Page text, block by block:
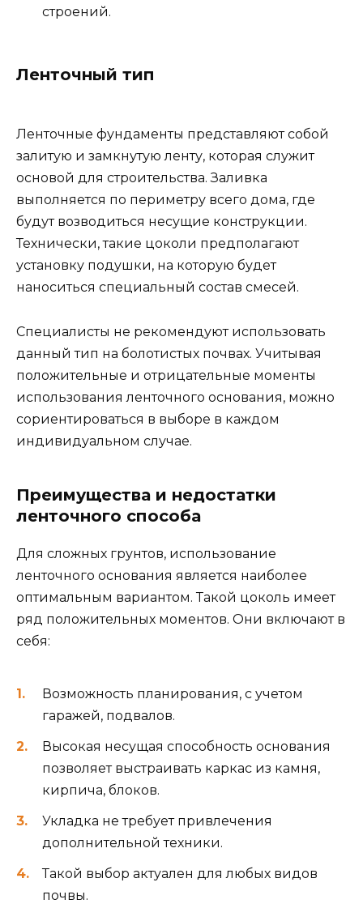
строений.
Ленточный тип
Ленточные фундаменты представляют собой
залитую и замкнутую ленту, которая служит
основой для строительства. Заливка
выполняется по периметру всего дома, где
будут возводиться несущие конструкции.
Технически, такие цоколи предполагают
установку подушки, на которую будет
наноситься специальный состав смесей.
Специалисты не рекомендуют использовать
данный тип на болотистых почвах. Учитывая
положительные и отрицательные моменты
использования ленточного основания, можно
сориентироваться в выборе в каждом
индивидуальном случае.
Преимущества и недостатки
ленточного способа
Для сложных грунтов, использование
ленточного основания является наиболее
оптимальным вариантом. Такой цоколь имеет
ряд положительных моментов. Они включают в
себя:
Возможность планирования, с учетом
гаражей, подвалов.
Высокая несущая способность основания
позволяет выстраивать каркас из камня,
кирпича, блоков.
Укладка не требует привлечения
дополнительной техники.
Такой выбор актуален для любых видов
почвы.